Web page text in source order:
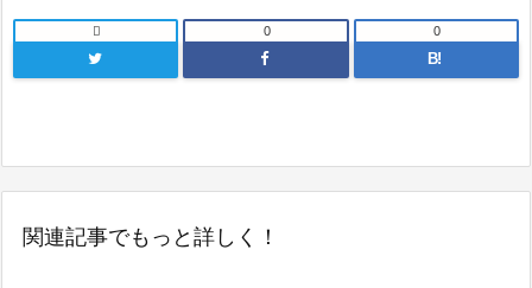
 0
B!
0
関連記事でもっと詳しく！